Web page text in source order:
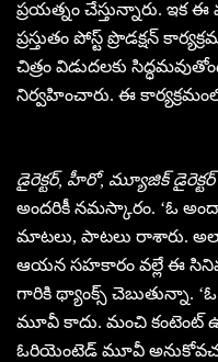
ప్రయత్నం చేస్తున్నారు. ఇక
ప్రస్తుతం పోస్ట్ ప్రొడక్షన్
చిత్రం విడుదలకు
నిర్వహించారు. ఈ
డైరెక్టర్, హీరో, మ్యూజిక్
అందరికీ నమస్కారం. ‘ఓ
మాటలు, పాటలు రాశారు.
ఆయన సహకారం వల్లే ఈ
గారికి థ్యాంక్స్ చెబుతున్నా.
మూవీ కాదు. మంచి కంటెంట్
ఓరియెంటెడ్ మూవీ